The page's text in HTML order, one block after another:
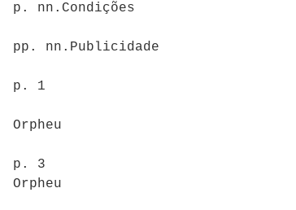
p. nn.Condições
pp. nn.Publicidade
p. 1
Orpheu
p. 3
Orpheu